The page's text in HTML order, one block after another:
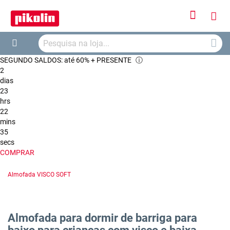
Iniciar
Meu
Search
SEGUNDO SALDOS: até 60% + PRESENTE ⓘ
2
dias
23
hrs
22
mins
34
secs
COMPRAR
Almofada VISCO SOFT
Almofada para dormir de barriga para